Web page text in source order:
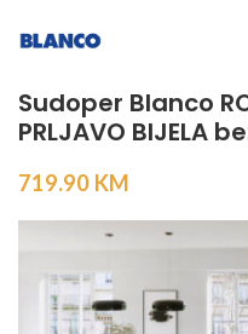
Sudoper Blanco
PRLJAVO BIJELA
719.90 KM